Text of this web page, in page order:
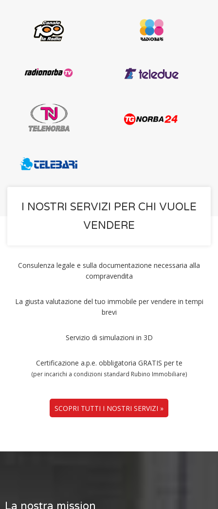
I NOSTRI SERVIZI PER CHI VUOLE
VENDERE
Consulenza legale e sulla documentazione necessaria alla
compravendita
La giusta valutazione del tuo immobile per vendere in tempi
brevi
Servizio di simulazioni in 3D
Certificazione a.p.e. obbligatoria GRATIS per te
(per incarichi a condizioni standard Rubino Immobiliare)
SCOPRI TUTTI I NOSTRI SERVIZI »
La nostra mission